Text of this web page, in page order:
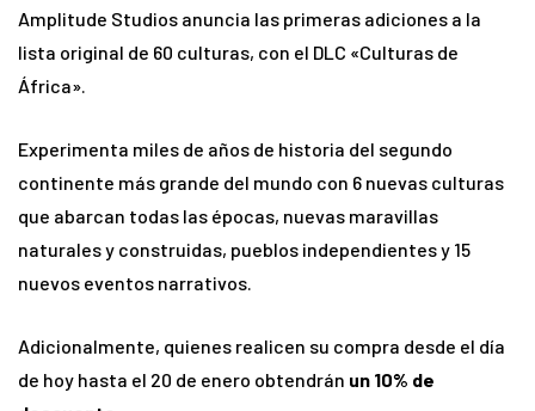
Amplitude Studios anuncia las primeras adiciones a la
lista original de 60 culturas, con el DLC «Culturas de
África».
Experimenta miles de años de historia del segundo
continente más grande del mundo con 6 nuevas culturas
que abarcan todas las épocas, nuevas maravillas
naturales y construidas, pueblos independientes y 15
nuevos eventos narrativos.
Adicionalmente, quienes realicen su compra desde el día
de hoy hasta el 20 de enero obtendrán un 10% de